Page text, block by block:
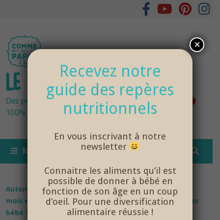
LE BLOG DES PAPAS
Des petits pots bébés fraîchement cuisinés
100% bio et de saison… et cela change tout !
MENU
Automne /Hiver/Recettes bébé/ Recettes bébé 12
mois et plus/Recettes bébé 15 mois et plus/Recettes
bébé 18 mois et plus
Recevez notre
guide des repères
nutritionnels
En vous inscrivant à notre
newsletter
Connaitre les aliments qu’il est
possible de donner à bébé en
fonction de son âge en un coup
d’oeil. Pour une diversification
alimentaire réussie !
×